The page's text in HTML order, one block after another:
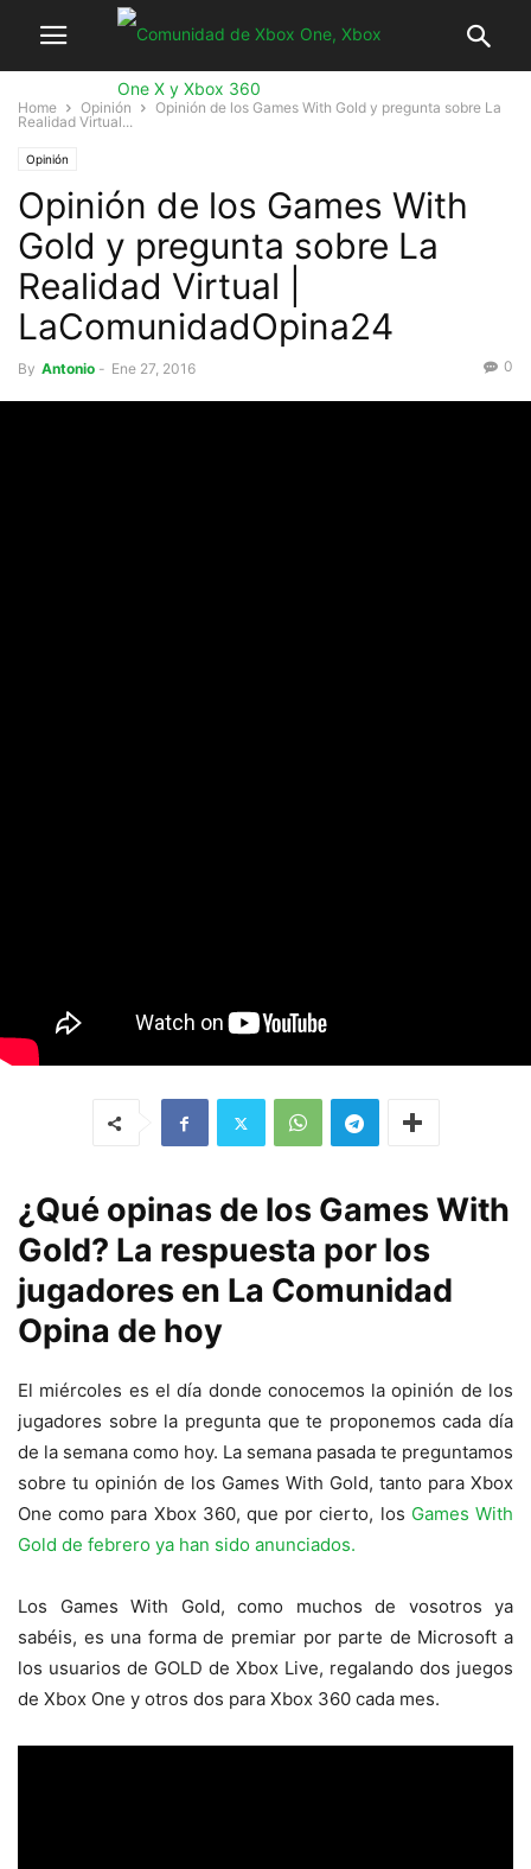
Home Opinión
Opinión de los Games With Gold y pregunta sobre La
Realidad Virtual...
Opinión
Opinión de los Games With
Gold y pregunta sobre La
Realidad Virtual |
LaComunidadOpina24
By Antonio - Ene 27, 2016 0
¿Qué opinas de los Games With
Gold? La respuesta por los
jugadores en La Comunidad
Opina de hoy
El miércoles es el día donde conocemos la opinión de los
jugadores sobre la pregunta que te proponemos cada día
de la semana como hoy. La semana pasada te preguntamos
sobre tu opinión de los Games With Gold, tanto para Xbox
One como para Xbox 360, que por cierto, los Games With
Gold de febrero ya han sido anunciados.
Los Games With Gold, como muchos de vosotros ya
sabéis, es una forma de premiar por parte de Microsoft a
los usuarios de GOLD de Xbox Live, regalando dos juegos
de Xbox One y otros dos para Xbox 360 cada mes.